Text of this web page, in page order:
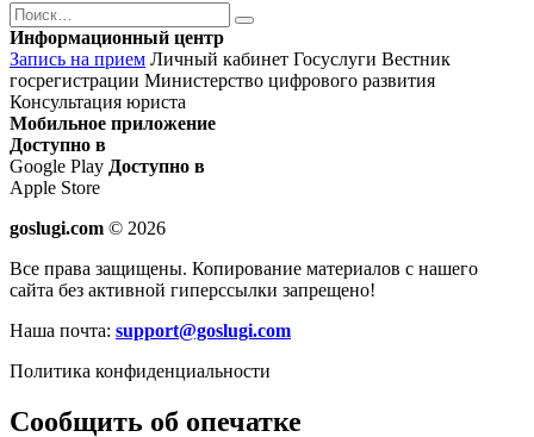
Поиск
Найти
Информационный центр
Запись на прием Личный кабинет Госуслуги Вестник
госрегистрации Министерство цифрового развития
Консультация юриста
Мобильное приложение
Доступно в
Google Play Доступно в
Apple Store
goslugi.com © 2026
Все права защищены. Копирование материалов с нашего
сайта без активной гиперссылки запрещено!
Наша почта: support@goslugi.com
Политика конфиденциальности
Сообщить об опечатке